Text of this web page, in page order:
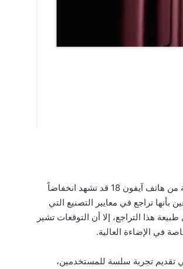
تفيد المعلومات التي نشرها أحد المسربين التقنيين عبر منصة ويبو بأن النسخة الأساسية من هاتف آيفون 18 قد تشهد انخفاضاً
تراجع في معايير التصنيع التي
هذا التراجع، إلا أن التوقعات تشير
في الإضاءة العالية.
تقديم تجربة سلسة للمستخدمين،